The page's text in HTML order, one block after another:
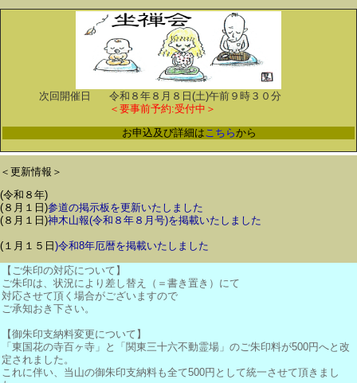
次回開催日
令和８年８月８日(土)午前９時３０分
＜要事前予約:受付中＞
お申込及び詳細は こちらから
＜更新情報＞
(令和８年)
(８月１日)参道の掲示板を更新いたしました
(８月１日)神木山報(令和８年８月号)を掲載いたしました
(１月１５日 )令和8年厄暦を掲載いたしました
【ご朱印の対応について】
ご朱印は、状況により差し替え（＝書き置き）にて
対応させて頂く場合がございますので
ご承知おき下さい。
【御朱印支納料変更について】
「東国花の寺百ヶ寺」と「関東三十六不動霊場」のご朱印料が500円へと改
定されました。
これに伴い、当山の御朱印支納料も全て500円として統一させて頂きまし